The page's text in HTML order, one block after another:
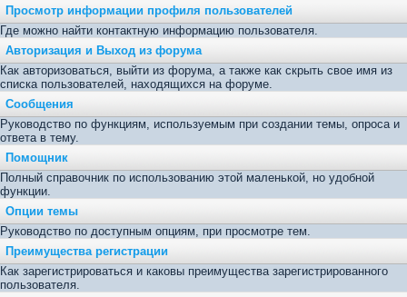
Просмотр информации профиля пользователей
Где можно найти контактную информацию пользователя.
Авторизация и Выход из форума
Как авторизоваться, выйти из форума, а также как скрыть свое имя из
списка пользователей, находящихся на форуме.
Сообщения
Руководство по функциям, используемым при создании темы, опроса и
ответа в тему.
Помощник
Полный справочник по использованию этой маленькой, но удобной
функции.
Опции темы
Руководство по доступным опциям, при просмотре тем.
Преимущества регистрации
Как зарегистрироваться и каковы преимущества зарегистрированного
пользователя.